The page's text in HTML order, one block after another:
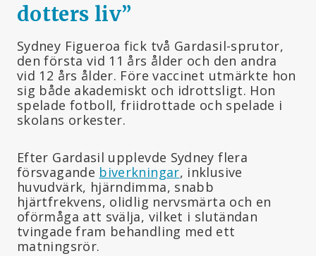
dotters liv”
Sydney Figueroa fick två Gardasil-sprutor,
den första vid 11 års ålder och den andra
vid 12 års ålder. Före vaccinet utmärkte hon
sig både akademiskt och idrottsligt. Hon
spelade fotboll, friidrottade och spelade i
skolans orkester.
Efter Gardasil upplevde Sydney flera
försvagande biverkningar, inklusive
huvudvärk, hjärndimma, snabb
hjärtfrekvens, olidlig nervsmärta och en
oförmåga att svälja, vilket i slutändan
tvingade fram behandling med ett
matningsrör.